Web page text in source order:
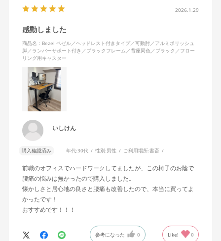
2026.1.29
感動しました
商品名：Bezel ベゼル／ヘッドレスト付きタイプ／可動肘／アルミポリッシュ
脚／ランバーサポート付き／ブラックフレーム／背座同色／ブラック／フロー
リング用キャスター
いしけん
購入確認済み 年代:30代 性別:男性 ご利用場所:書斎
前職のオフィスでハードワークしてましたが、この椅子のお陰で
腰痛の悩みは無かったので購入しました。
懐かしさと居心地の良さと腰痛も改善したので、本当に買ってよ
かったです！
おすすめです！！！
参考になった 0 Like! 0